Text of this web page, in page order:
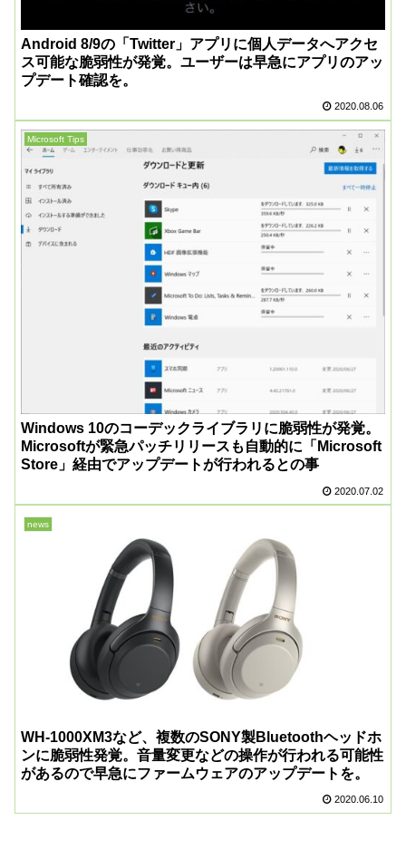
Android 8/9の「Twitter」アプリに個人データへアクセ
ス可能な脆弱性が発覚。ユーザーは早急にアプリのアッ
プデート確認を。
2020.08.06
Microsoft Tips
Windows 10のコーデックライブラリに脆弱性が発覚。
Microsoftが緊急パッチリリースも自動的に「Microsoft
Store」経由でアップデートが行われるとの事
2020.07.02
news
WH-1000XM3など、複数のSONY製Bluetoothヘッドホ
ンに脆弱性発覚。音量変更などの操作が行われる可能性
があるので早急にファームウェアのアップデートを。
2020.06.10